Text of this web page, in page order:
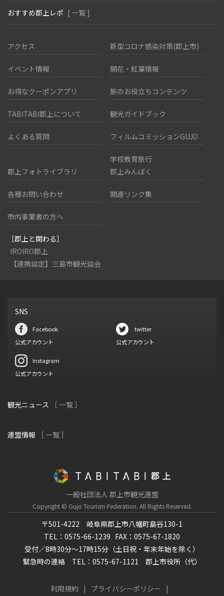
おすすめ郡上レポ [ 一覧 ]
アクセス 新型コロナ感染対策(郡上市)
イベント情報 開花・紅葉情報
お得なクーポンアプリ 旅のお役立ちコンテンツ
TABITABI郡上について 観光ガイドブック
よくある質問 フィルムコミッションGUJO
郡上フォトライブラリ
学校教育旅行
郡上みんぱく
各種お問い合わせ 関連リンク集
市内事業者の方へ
［郡上と関わる］
IROIRO郡上
【連携協定】三島市観光協会
SNS
Facebook
公式アカウント
twitter
公式アカウント
Instagram
公式アカウント
観光ニュース ［ 一覧 ］
連盟情報 ［ 一覧 ］
一般社団法人 郡上市観光連盟
Copyright © Gujo Tourism Federation. All Rights Reserved.
〒501-4222 岐阜県郡上市八幡町島谷130-1
TEL：0575-66-1239 FAX：0575-67-1820
受付／8時30分～17時15分（土日祝・年末年始を除く）
緊急時の連絡 TEL：0575-67-1121 郡上市役所（代）
利用規約 プライバシーポリシー